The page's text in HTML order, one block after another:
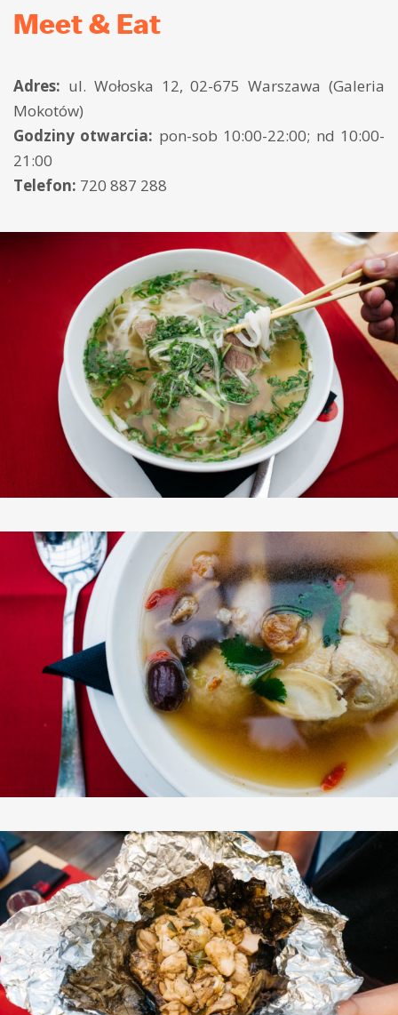
Meet & Eat
Adres: ul. Wołoska 12, 02-675 Warszawa (Galeria
Mokotów)
Godziny otwarcia: pon-sob 10:00-22:00; nd 10:00-
21:00
Telefon: 720 887 288